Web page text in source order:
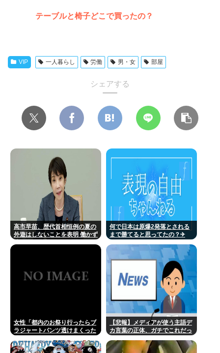
テーブルと椅子どこで買ったの？
VIP 一人暮らし 労働 男・女 部屋
シェアする
高市早苗、歴代首相恒例の夏の
外遊はしないことを表明 働かず
何で日本は原爆2発落とされる
まで勝てると思ってたの？‎✈
女性「都内のお祭り行ったらブ
ラジャートパンツ透けまくった
の浴衣着てる女の子がいる」
【悲報】メディアが使う主語デ
カ言葉の正体、ガチでこれだっ